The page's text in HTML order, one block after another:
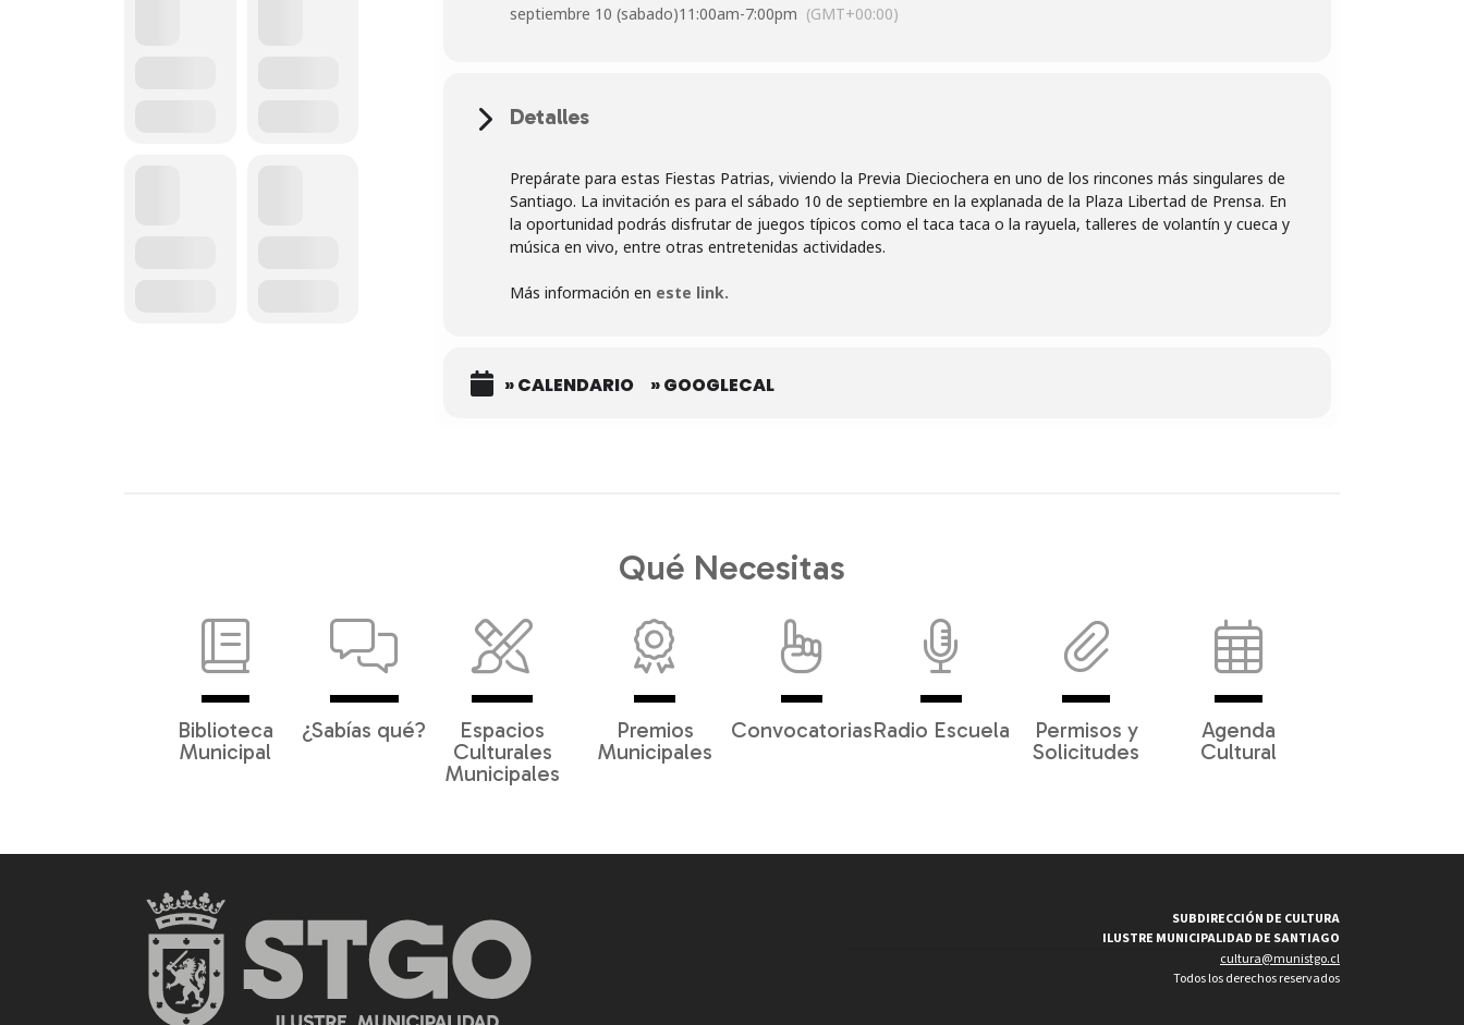
septiembre 10 (sabado)11:00am-7:00pm (GMT+00:00)
Detalles
Prepárate para estas Fiestas Patrias, viviendo la Previa Dieciochera en uno de los rincones más singulares de
Santiago. La invitación es para el sábado 10 de septiembre en la explanada de la Plaza Libertad de Prensa. En
la oportunidad podrás disfrutar de juegos típicos como el taca taca o la rayuela, talleres de volantín y cueca y
música en vivo, entre otras entretenidas actividades.
Más información en este link.
» CALENDARIO » GOOGLECAL
Qué Necesitas
Biblioteca
Municipal
¿Sabías qué?
Espacios
Culturales
Municipales
Premios
Municipales
ConvocatoriasRadio Escuela
Permisos y
Solicitudes
Agenda
Cultural
SUBDIRECCIÓN DE CULTURA
ILUSTRE MUNICIPALIDAD DE SANTIAGO
cultura@munistgo.cl
Todos los derechos reservados